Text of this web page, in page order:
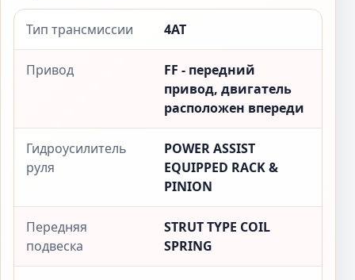
Тип трансмиссии 4AT
Привод
FF - передний
привод, двигатель
расположен впереди
Гидроусилитель
руля
POWER ASSIST
EQUIPPED RACK &
PINION
Передняя
подвеска
STRUT TYPE COIL
SPRING